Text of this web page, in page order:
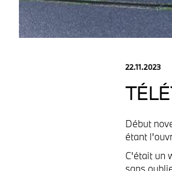
22.11.2023
Début
étant
C'était un
sans